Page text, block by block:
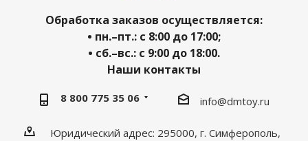
Обработка заказов осуществляется:
• пн.–пт.: с 8:00 до 17:00;
• сб.–вс.: с 9:00 до 18:00.
Наши контакты
8 800 775 35 06 info@dmtoy.ru
Юридический адрес: 295000, г. Симферополь,